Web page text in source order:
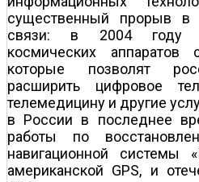
существенный прорыв в
связи: в 2004 году
космических аппаратов
которые позволят
расширить цифровое
телемедицину и другие
в России в последнее
работы по
навигационной системы
американской GPS, и